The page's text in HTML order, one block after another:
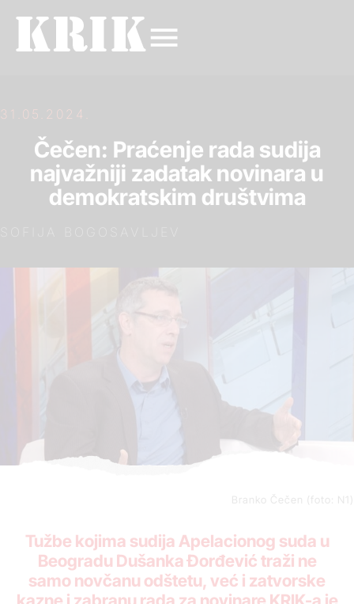
31.05.2024.
Čečen: Praćenje rada sudija
najvažniji zadatak novinara u
demokratskim društvima
Branko Čečen (foto: N1)
Tužbe kojima sudija Apelacionog suda u
Beogradu Dušanka Đorđević traži ne
samo novčanu odštetu, već i zatvorske